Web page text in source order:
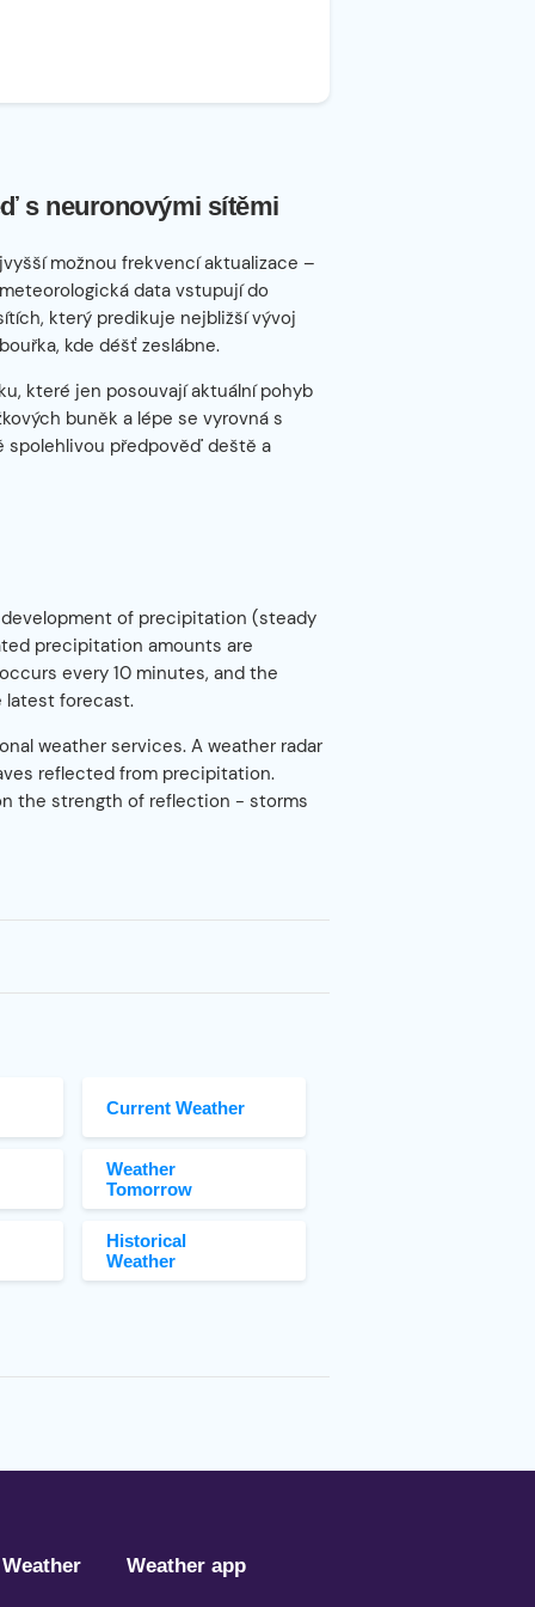
s neuronovými sítěmi
možnou frekvencí aktualizace –
data vstupují do
který predikuje nejbližší vývoj
kde déšť zeslábne.
které jen posouvají aktuální pohyb
buněk a lépe se vyrovná s
spolehlivou předpověď deště a
of precipitation (steady
precipitation amounts are
every 10 minutes, and the
latest forecast.
weather services. A weather radar
reflected from precipitation.
the strength of reflection - storms
Current Weather
Weather
Tomorrow
Historical
Weather
Weather app